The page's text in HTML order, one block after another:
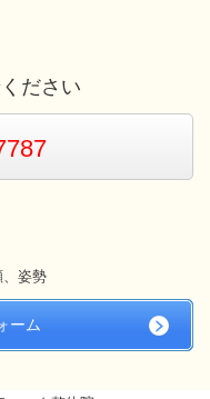
ださい
、姿勢
ーム